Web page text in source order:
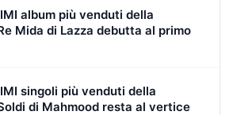
album più venduti della
Mida di Lazza debutta al primo
singoli più venduti della
di Mahmood resta al vertice